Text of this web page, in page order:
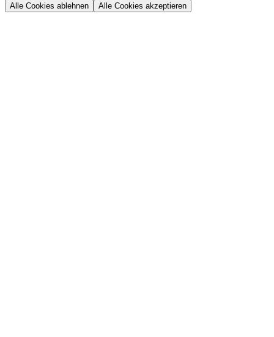
Alle Cookies ablehnen Alle Cookies akzeptieren